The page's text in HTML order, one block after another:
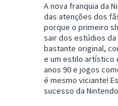
A nova franquia da
das atenções dos
porque o primeiro
sair dos estúdios da
bastante original,
e um estilo artístico
anos 90 e jogos
é mesmo viciante!
sucesso da